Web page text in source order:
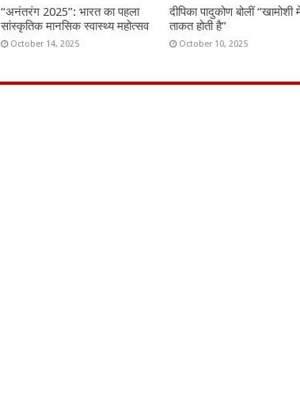
“अनंतरंग 2025”: भारत का पहला
सांस्कृतिक मानसिक स्वास्थ्य महोत्सव
October 14, 2025
दीपिका पादुकोण बोलीं “खामोशी
ताकत होती है”
October 10, 2025